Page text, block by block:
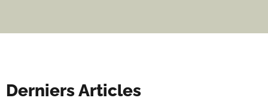
Derniers Articles